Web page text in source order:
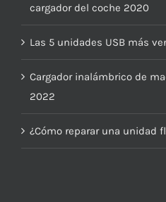
cargador del coche 2020
Las 5 unidades USB más
Cargador inalámbrico de
2022
¿Cómo reparar una unidad